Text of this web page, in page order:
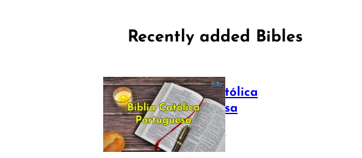
Recently added Bibles
Bíblia Católica
Portuguesa
July 16, 2025